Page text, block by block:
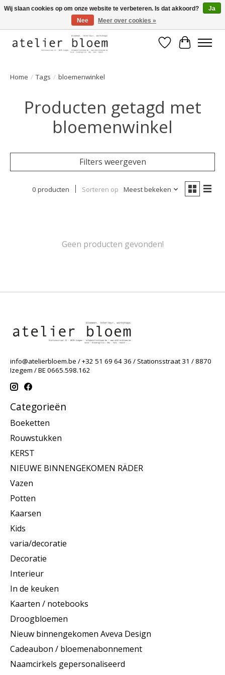
Welkom bij Atelier Bloem
Verlanglijst
Home / Tags / bloemenwinkel
Producten getagd met
bloemenwinkel
Filters weergeven
0 producten Sorteren op Meest bekeken
Geen producten gevonden!
info@atelierbloem.be / +32 51 69 64 36 / Stationsstraat 31 / 8870
Izegem / BE 0665.598.162
Categorieën
Boeketten
Rouwstukken
KERST
NIEUWE BINNENGEKOMEN RÄDER
Vazen
Potten
Kaarsen
Kids
varia/decoratie
Decoratie
Interieur
In de keuken
Kaarten / notebooks
Droogbloemen
Nieuw binnengekomen Aveva Design
Cadeaubon / bloemenabonnement
Naamcirkels gepersonaliseerd
Wij slaan cookies op om onze website te verbeteren. Is dat akkoord?
Ja
Nee
Meer over cookies »